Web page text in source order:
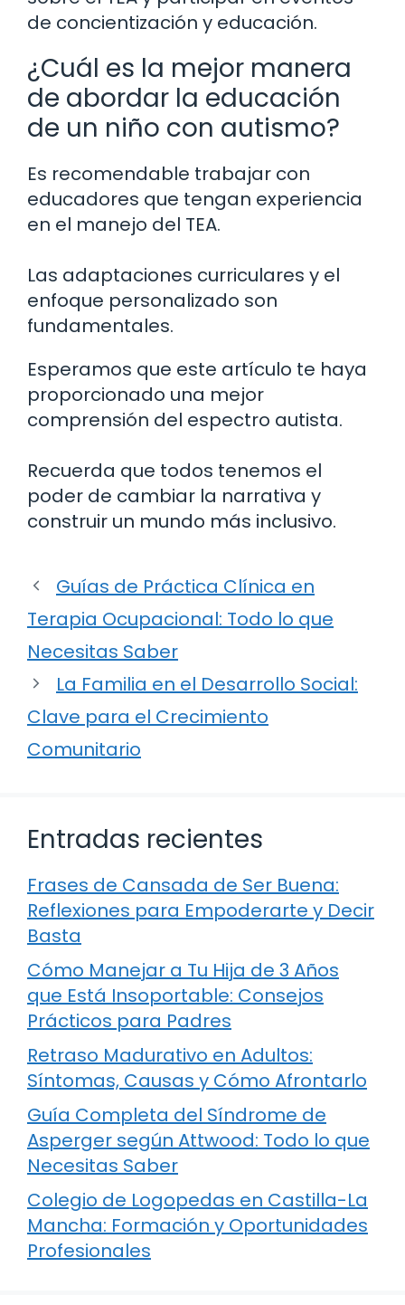
de concientización y educación.
¿Cuál es la mejor manera
de abordar la educación
de un niño con autismo?
Es recomendable trabajar con
educadores que tengan experiencia
en el manejo del TEA.
Las adaptaciones curriculares y el
enfoque personalizado son
fundamentales.
Esperamos que este artículo te haya
proporcionado una mejor
comprensión del espectro autista.
Recuerda que todos tenemos el
poder de cambiar la narrativa y
construir un mundo más inclusivo.
Guías de Práctica Clínica en
Terapia Ocupacional: Todo lo que
Necesitas Saber
La Familia en el Desarrollo Social:
Clave para el Crecimiento
Comunitario
Entradas recientes
Frases de Cansada de Ser Buena:
Reflexiones para Empoderarte y Decir
Basta
Cómo Manejar a Tu Hija de 3 Años
que Está Insoportable: Consejos
Prácticos para Padres
Retraso Madurativo en Adultos:
Síntomas, Causas y Cómo Afrontarlo
Guía Completa del Síndrome de
Asperger según Attwood: Todo lo que
Necesitas Saber
Colegio de Logopedas en Castilla-La
Mancha: Formación y Oportunidades
Profesionales